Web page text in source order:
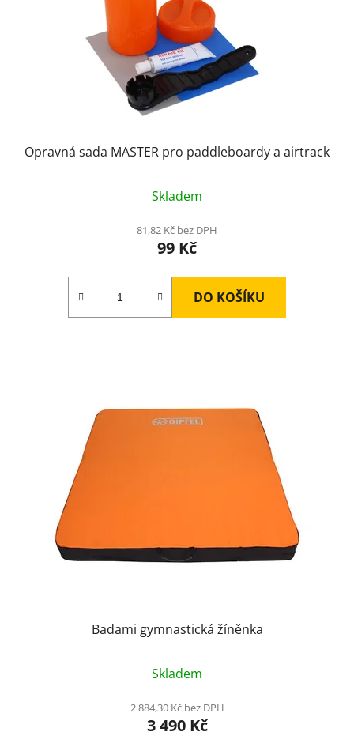
Opravná sada MASTER pro paddleboardy a airtrack
Skladem
81,82 Kč bez DPH
99 Kč
DO KOŠÍKU
Badami gymnastická žíněnka
Skladem
2 884,30 Kč bez DPH
3 490 Kč